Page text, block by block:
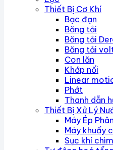
Thiết Bị Cơ Khí
Bạc đạn
Băng tải
Băng tải
Băng tải
Con lăn
Khớp nối
Linear
Phớt
Thanh dẫn
Thiết Bị Xử Lý
Máy Ép Phân
Máy khuấy
Sục khí chìm